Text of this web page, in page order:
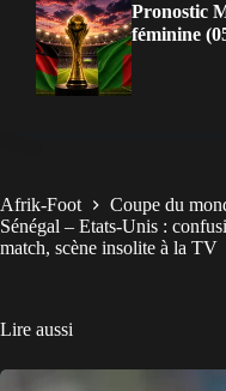
Pronostic
féminine
Afrik-Foot
Coupe du
Sénégal – Etats-Unis :
match, scène insolite à la TV
Lire aussi